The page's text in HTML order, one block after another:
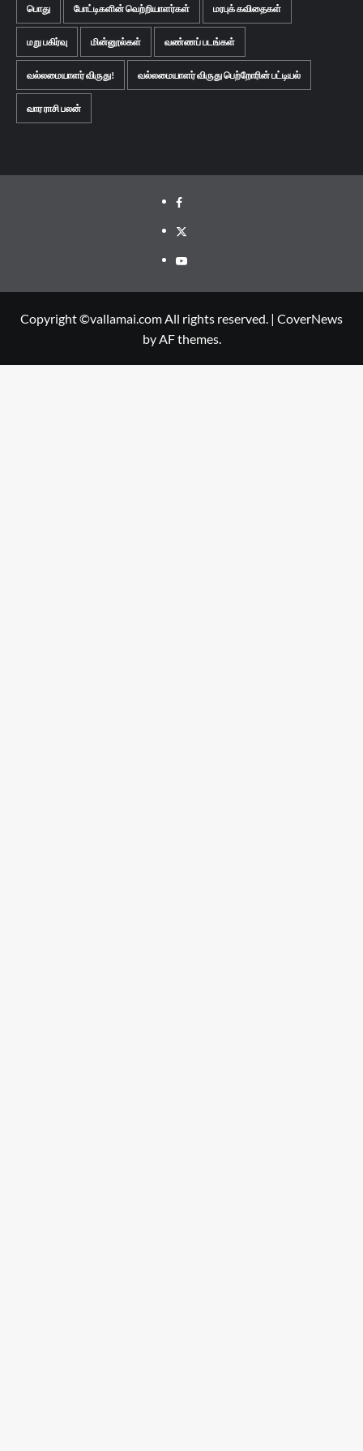
பொது போட்டிகளின் வெற்றியாளர்கள் மரபுக் கவிதைகள்
மறு பகிர்வு மின்னூல்கள் வண்ணப் படங்கள்
வல்லமையாளர் விருது! வல்லமையாளர் விருது பெற்றோரின் பட்டியல்
வார ராசி பலன்
Facebook
Twitter
Youtube
Copyright ©vallamai.com All rights reserved. | CoverNews
by AF themes.